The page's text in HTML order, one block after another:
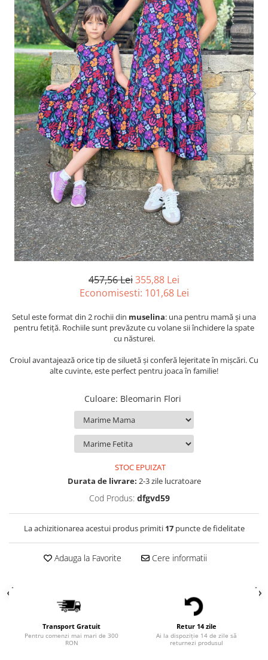
457,56 Lei355,88 Lei
Economisesti: 101,68 Lei
Setul este format din 2 rochii din muselina: una pentru mamă și una
pentru fetiță. Rochiile sunt prevăzute cu volane sii închidere la spate
cu năsturei.
Croiul avantajează orice tip de siluetă şi conferă lejeritate în mişcări. Cu
alte cuvinte, este perfect pentru joaca în familie!
Culoare: Bleomarin Flori
STOC EPUIZAT
Durata de livrare: 2-3 zile lucratoare
Cod Produs: dfgvd59
La achizitionarea acestui produs primiti 17puncte de fidelitate
Adauga la Favorite Cere informatii
Transport Gratuit
Pentru comenzi mai mari de 300
RON
Retur 14 zile
Ai la dispoziție 14 de zile să
returnezi produsul